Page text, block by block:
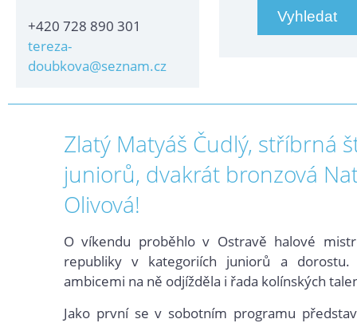
+420 728 890 301
tereza-
doubkova@seznam.cz
Zlatý Matyáš Čudlý, stříbrná
juniorů, dvakrát bronzová
Olivová!
O víkendu proběhlo v Ostravě halové
republiky v kategoriích juniorů a dorostu.
ambicemi na ně odjížděla i řada kolínských
Jako první se v sobotním programu